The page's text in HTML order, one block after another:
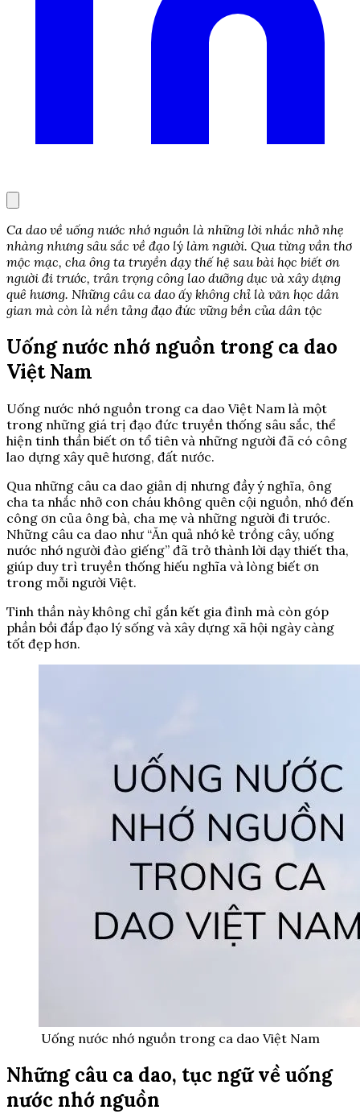
Ca dao về uống nước nhớ nguồn là những lời nhắc nhở nhẹ
nhàng nhưng sâu sắc về đạo lý làm người. Qua từng vần thơ
mộc mạc, cha ông ta truyền dạy thế hệ sau bài học biết ơn
người đi trước, trân trọng công lao dưỡng dục và xây dựng
quê hương. Những câu ca dao ấy không chỉ là văn học dân
gian mà còn là nền tảng đạo đức vững bền của dân tộc
Uống nước nhớ nguồn trong ca dao
Việt Nam
Uống nước nhớ nguồn trong ca dao Việt Nam là một
trong những giá trị đạo đức truyền thống sâu sắc, thể
hiện tinh thần biết ơn tổ tiên và những người đã có công
lao dựng xây quê hương, đất nước.
Qua những câu ca dao giản dị nhưng đầy ý nghĩa, ông
cha ta nhắc nhở con cháu không quên cội nguồn, nhớ đến
công ơn của ông bà, cha mẹ và những người đi trước.
Những câu ca dao như “Ăn quả nhớ kẻ trồng cây, uống
nước nhớ người đào giếng” đã trở thành lời dạy thiết tha,
giúp duy trì truyền thống hiếu nghĩa và lòng biết ơn
trong mỗi người Việt.
Tinh thần này không chỉ gắn kết gia đình mà còn góp
phần bồi đắp đạo lý sống và xây dựng xã hội ngày càng
tốt đẹp hơn.
Uống nước nhớ nguồn trong ca dao Việt Nam
Những câu ca dao, tục ngữ về uống
nước nhớ nguồn